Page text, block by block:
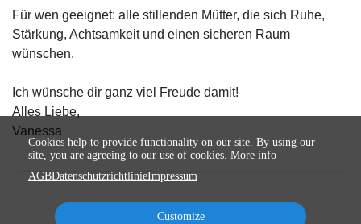
Für wen geeignet: alle stillenden Mütter, die sich Ruhe,
Stärkung, Achtsamkeit und einen sicheren Raum
wünschen.
Ich wünsche dir ganz viel Freude damit!
Alles Liebe,
Vanessa
Cookies help to provide functionality on our site. By using our
site, you are agreeing to our use of cookies. More info
AGBDatenschutzrichtlinieImpressum
Customize